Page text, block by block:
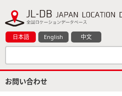
日本語 English 中文
お問い合わせ